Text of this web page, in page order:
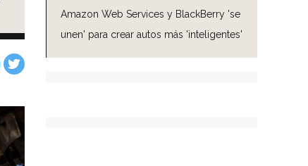
Amazon Web Services y BlackBerry 'se
unen' para crear autos más 'inteligentes'